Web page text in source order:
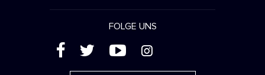
FOLGE UNS
( ' + &